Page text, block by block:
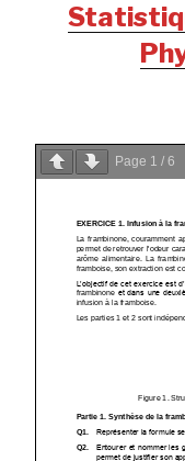
Page 1 / 6